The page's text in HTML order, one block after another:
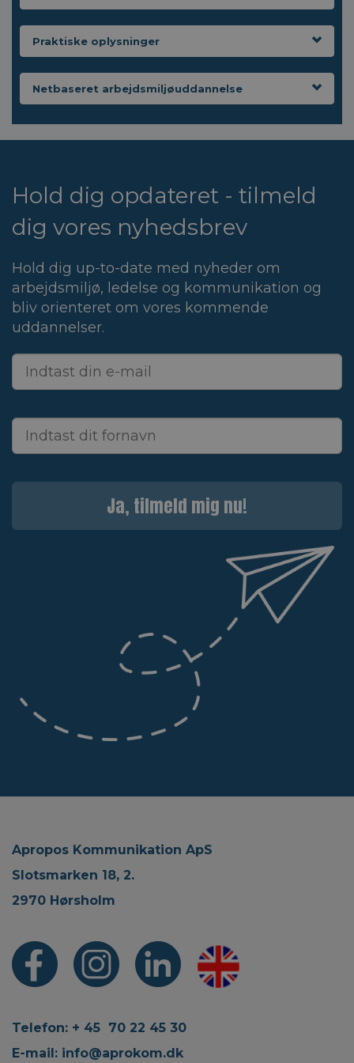
Praktiske oplysninger
Netbaseret arbejdsmiljøuddannelse
Hold dig opdateret - tilmeld
dig vores nyhedsbrev
Hold dig up-to-date med nyheder om
arbejdsmiljø, ledelse og kommunikation og
bliv orienteret om vores kommende
uddannelser.
Ja, tilmeld mig nu!
Apropos Kommunikation ApS
Slotsmarken 18, 2.
2970 Hørsholm
Telefon: + 45 70 22 45 30
E-mail: info@aprokom.dk